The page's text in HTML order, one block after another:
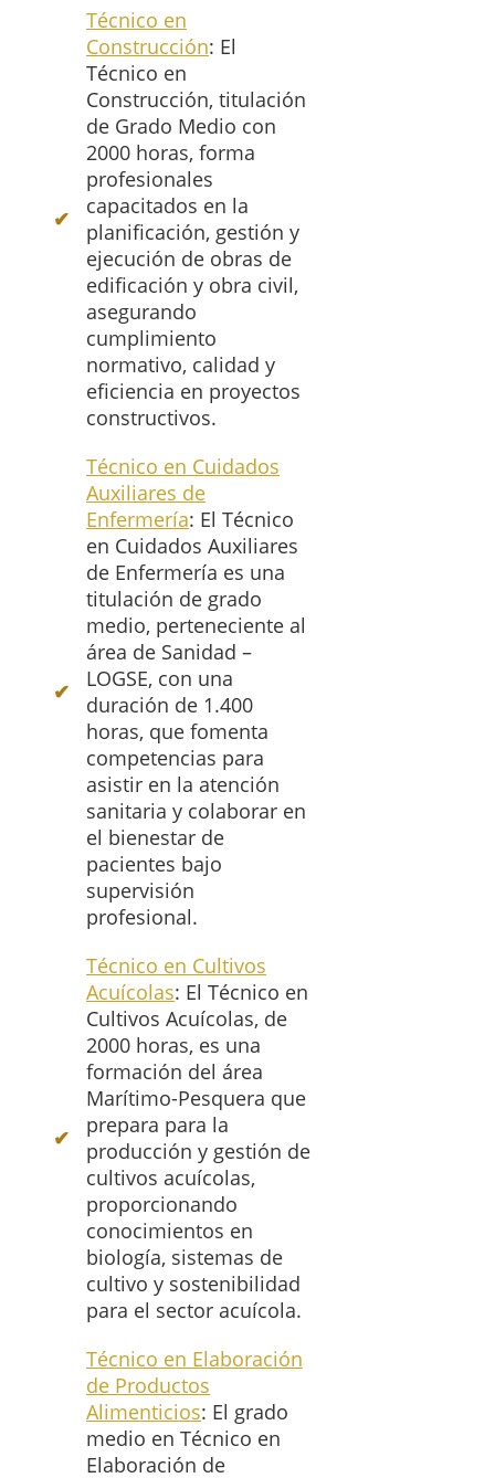
Técnico en
Construcción: El
Técnico en
Construcción, titulación
de Grado Medio con
2000 horas, forma
profesionales
capacitados en la
planificación, gestión y
ejecución de obras de
edificación y obra civil,
asegurando
cumplimiento
normativo, calidad y
eficiencia en proyectos
constructivos.
Técnico en Cuidados
Auxiliares de
Enfermería: El Técnico
en Cuidados Auxiliares
de Enfermería es una
titulación de grado
medio, perteneciente al
área de Sanidad –
LOGSE, con una
duración de 1.400
horas, que fomenta
competencias para
asistir en la atención
sanitaria y colaborar en
el bienestar de
pacientes bajo
supervisión
profesional.
Técnico en Cultivos
Acuícolas: El Técnico en
Cultivos Acuícolas, de
2000 horas, es una
formación del área
Marítimo-Pesquera que
prepara para la
producción y gestión de
cultivos acuícolas,
proporcionando
conocimientos en
biología, sistemas de
cultivo y sostenibilidad
para el sector acuícola.
Técnico en Elaboración
de Productos
Alimenticios: El grado
medio en Técnico en
Elaboración de